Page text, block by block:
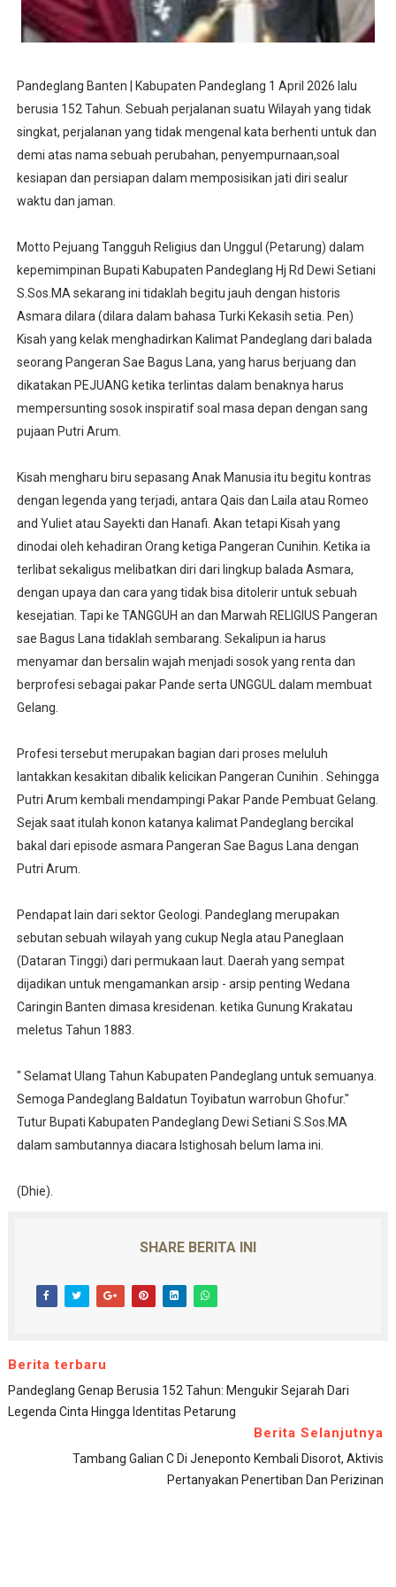
Pandeglang Banten | Kabupaten Pandeglang 1 April 2026 lalu
berusia 152 Tahun. Sebuah perjalanan suatu Wilayah yang tidak
singkat, perjalanan yang tidak mengenal kata berhenti untuk dan
demi atas nama sebuah perubahan, penyempurnaan,soal
kesiapan dan persiapan dalam memposisikan jati diri sealur
waktu dan jaman.
Motto Pejuang Tangguh Religius dan Unggul (Petarung) dalam
kepemimpinan Bupati Kabupaten Pandeglang Hj Rd Dewi Setiani
S.Sos.MA sekarang ini tidaklah begitu jauh dengan historis
Asmara dilara (dilara dalam bahasa Turki Kekasih setia. Pen)
Kisah yang kelak menghadirkan Kalimat Pandeglang dari balada
seorang Pangeran Sae Bagus Lana, yang harus berjuang dan
dikatakan PEJUANG ketika terlintas dalam benaknya harus
mempersunting sosok inspiratif soal masa depan dengan sang
pujaan Putri Arum.
Kisah mengharu biru sepasang Anak Manusia itu begitu kontras
dengan legenda yang terjadi, antara Qais dan Laila atau Romeo
and Yuliet atau Sayekti dan Hanafi. Akan tetapi Kisah yang
dinodai oleh kehadiran Orang ketiga Pangeran Cunihin. Ketika ia
terlibat sekaligus melibatkan diri dari lingkup balada Asmara,
dengan upaya dan cara yang tidak bisa ditolerir untuk sebuah
kesejatian. Tapi ke TANGGUH an dan Marwah RELIGIUS Pangeran
sae Bagus Lana tidaklah sembarang. Sekalipun ia harus
menyamar dan bersalin wajah menjadi sosok yang renta dan
berprofesi sebagai pakar Pande serta UNGGUL dalam membuat
Gelang.
Profesi tersebut merupakan bagian dari proses meluluh
lantakkan kesakitan dibalik kelicikan Pangeran Cunihin . Sehingga
Putri Arum kembali mendampingi Pakar Pande Pembuat Gelang.
Sejak saat itulah konon katanya kalimat Pandeglang bercikal
bakal dari episode asmara Pangeran Sae Bagus Lana dengan
Putri Arum.
Pendapat lain dari sektor Geologi. Pandeglang merupakan
sebutan sebuah wilayah yang cukup Negla atau Paneglaan
(Dataran Tinggi) dari permukaan laut. Daerah yang sempat
dijadikan untuk mengamankan arsip - arsip penting Wedana
Caringin Banten dimasa kresidenan. ketika Gunung Krakatau
meletus Tahun 1883.
" Selamat Ulang Tahun Kabupaten Pandeglang untuk semuanya.
Semoga Pandeglang Baldatun Toyibatun warrobun Ghofur."
Tutur Bupati Kabupaten Pandeglang Dewi Setiani S.Sos.MA
dalam sambutannya diacara Istighosah belum lama ini.
(Dhie).
SHARE BERITA INI
Berita terbaru
Pandeglang Genap Berusia 152 Tahun: Mengukir Sejarah Dari
Legenda Cinta Hingga Identitas Petarung
Berita Selanjutnya
Tambang Galian C Di Jeneponto Kembali Disorot, Aktivis
Pertanyakan Penertiban Dan Perizinan